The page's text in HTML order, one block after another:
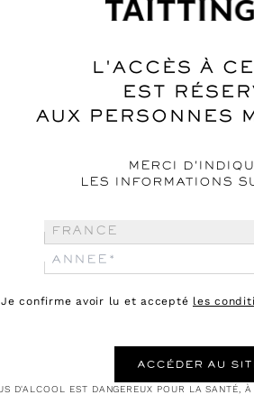
L'ACCÈS À
EST
AUX PERSONNES
MERCI
LES INFORMATIONS
France
Je confirme avoir lu et accepté les
ACCÉDER AU
D'ALCOOL EST DANGEREUX POUR LA SANTÉ,